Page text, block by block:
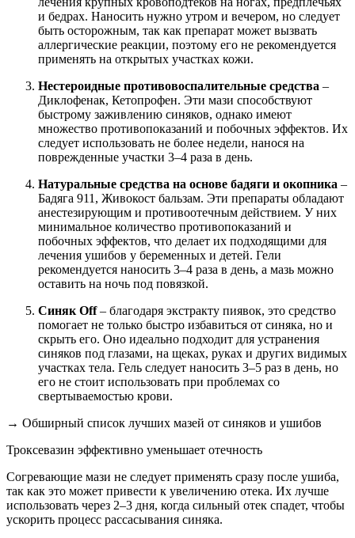
и бедрах. Наносить нужно утром и вечером, но следует
быть осторожным, так как препарат может вызвать
аллергические реакции, поэтому его не рекомендуется
применять на открытых участках кожи.
Нестероидные противовоспалительные средства –
Диклофенак, Кетопрофен. Эти мази способствуют
быстрому заживлению синяков, однако имеют
множество противопоказаний и побочных эффектов. Их
следует использовать не более недели, нанося на
поврежденные участки 3–4 раза в день.
Натуральные средства на основе бадяги и окопника –
Бадяга 911, Живокост бальзам. Эти препараты обладают
анестезирующим и противоотечным действием. У них
минимальное количество противопоказаний и
побочных эффектов, что делает их подходящими для
лечения ушибов у беременных и детей. Гели
рекомендуется наносить 3–4 раза в день, а мазь можно
оставить на ночь под повязкой.
Синяк Off– благодаря экстракту пиявок, это средство
помогает не только быстро избавиться от синяка, но и
скрыть его. Оно идеально подходит для устранения
синяков под глазами, на щеках, руках и других видимых
участках тела. Гель следует наносить 3–5 раз в день, но
его не стоит использовать при проблемах со
свертываемостью крови.
→ Обширный список лучших мазей от синяков и ушибов
Троксевазин эффективно уменьшает отечность
Согревающие мази не следует применять сразу после ушиба,
так как это может привести к увеличению отека. Их лучше
использовать через 2–3 дня, когда сильный отек спадет, чтобы
ускорить процесс рассасывания синяка.